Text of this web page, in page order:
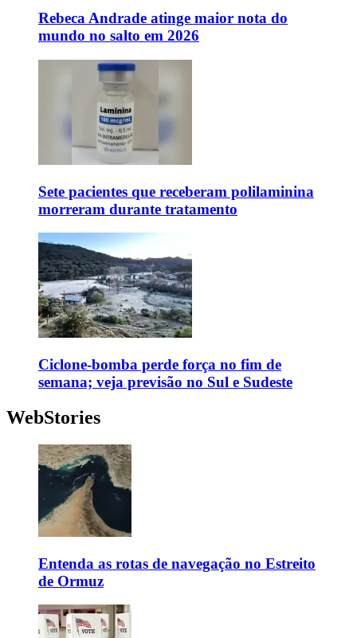
Rebeca Andrade atinge maior nota do
mundo no salto em 2026
Sete pacientes que receberam polilaminina
morreram durante tratamento
Ciclone-bomba perde força no fim de
semana; veja previsão no Sul e Sudeste
WebStories
Entenda as rotas de navegação no Estreito
de Ormuz